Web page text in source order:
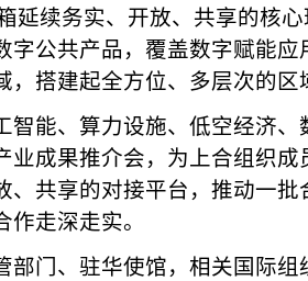
延续务实、开放、共享的核
字公共产品，覆盖数字赋能
，搭建起全方位、多层次的
智能、算力设施、低空经济
业成果推介会，为上合组织
、共享的对接平台，推动一
作走深走实。
部门、驻华使馆，相关国际